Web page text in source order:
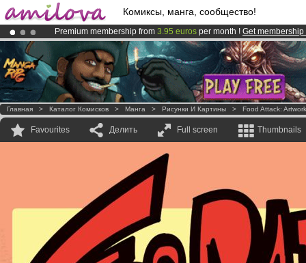
Комиксы, манга, сообщество!
Premium membership from 3.95 euros per month ! Get membership
AmilovaKickstarter is now LIVE!.
Already 100000 membersand 1000 comics & mangas!.
Главная > Каталог Комисков > Манга > Рисунки И Картины > Food Attack:
Favourites Делить Full screen Thumbnails